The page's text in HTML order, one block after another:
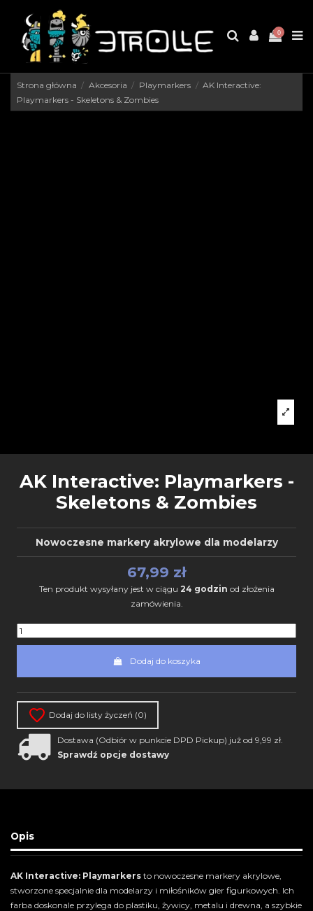
0
Strona główna Akcesoria Playmarkers
AK Interactive:
Playmarkers - Skeletons & Zombies
AK Interactive: Playmarkers -
Skeletons & Zombies
Nowoczesne markery akrylowe dla modelarzy
67,99 zł
Ten produkt wysyłany jest w ciągu 24 godzin od złożenia
zamówienia.
Dodaj do koszyka
Dodaj do listy życzeń (0)
Dostawa (Odbiór w punkcie DPD Pickup) już od 9,99 zł.
Sprawdź opcje dostawy
Opis
AK Interactive: Playmarkers to nowoczesne markery akrylowe,
stworzone specjalnie dla modelarzy i miłośników gier figurkowych. Ich
farba doskonale przylega do plastiku, żywicy, metalu i drewna, a szybkie